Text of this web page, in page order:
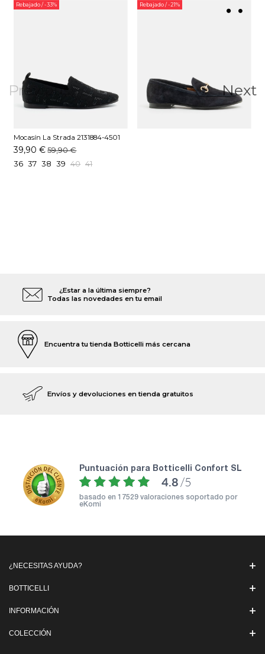
Previous
Rebajado/ -33%
Mocasín La Strada 2131884-4501
Negro
39,90 € 59,90 €
36 37 38 39 40 41
Rebajado/ -21%
Next
¿Estar a la última siempre?
Todas las novedades en tu email
Encuentra tu tienda Botticelli más cercana
Envíos y devoluciones en tienda gratuitos
puntuación para Botticelli Confort SL
4.8 /5
basado en 17529 valoraciones soportado por
eKomi
¿NECESITAS AYUDA?
BOTTICELLI
INFORMACIÓN
COLECCIÓN